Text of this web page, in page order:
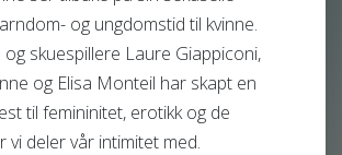
og ungdomstid til kvinne.
skuespillere Laure Giappiconi,
og Elisa Monteil har skapt en
til femininitet, erotikk og de
vi deler vår intimitet med.